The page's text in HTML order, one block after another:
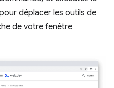
déplacer les outils de
de votre fenêtre